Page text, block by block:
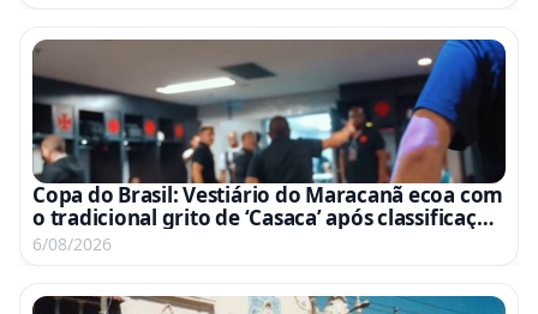
Copa do Brasil: Vestiário do Maracanã ecoa com
o tradicional grito de ‘Casaca’ após classificação
às quartas; assista ao vídeo
6/08/2026